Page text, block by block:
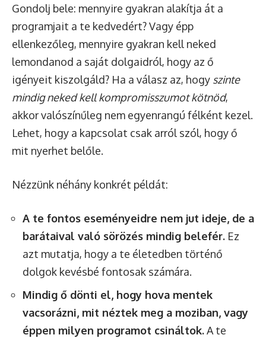
Gondolj bele: mennyire gyakran alakítja át a
programjait a te kedvedért? Vagy épp
ellenkezőleg, mennyire gyakran kell neked
lemondanod a saját dolgaidról, hogy az ő
igényeit kiszolgáld? Ha a válasz az, hogy szinte
mindig neked kell kompromisszumot kötnöd,
akkor valószínűleg nem egyenrangú félként kezel.
Lehet, hogy a kapcsolat csak arról szól, hogy ő
mit nyerhet belőle.
Nézzünk néhány konkrét példát:
A te fontos eseményeidre nem jut ideje, de a
barátaival való sörözés mindig belefér. Ez
azt mutatja, hogy a te életedben történő
dolgok kevésbé fontosak számára.
Mindig ő dönti el, hogy hova mentek
vacsorázni, mit néztek meg a moziban, vagy
éppen milyen programot csináltok.A te